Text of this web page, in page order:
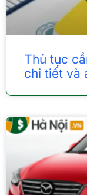
Thủ tục
chi tiết và